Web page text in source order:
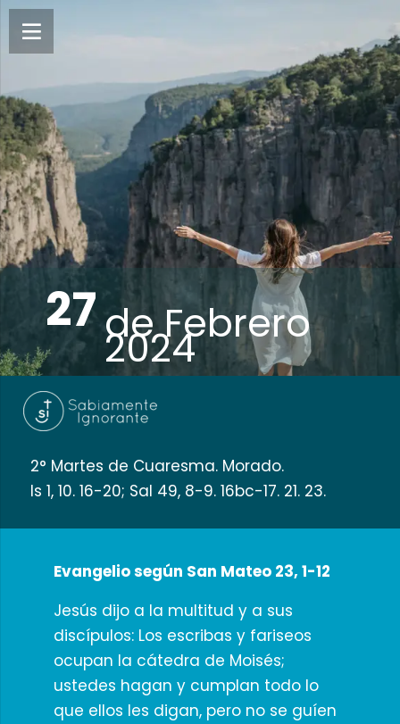
27deFebrero
2024
2° Martes de Cuaresma. Morado.
Is 1, 10. 16-20; Sal 49, 8-9. 16bc-17. 21. 23.
Evangelio según San Mateo 23, 1-12
Jesús dijo a la multitud y a sus
discípulos: Los escribas y fariseos
ocupan la cátedra de Moisés;
ustedes hagan y cumplan todo lo
que ellos les digan, pero no se guíen